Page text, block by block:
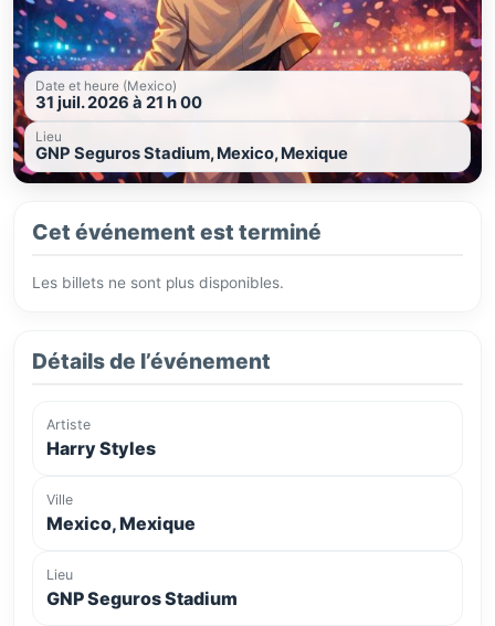
Date et heure (Mexico)
31 juil. 2026 à 21 h 00
Lieu
GNP Seguros Stadium, Mexico, Mexique
Cet événement est terminé
Les billets ne sont plus disponibles.
Détails de l’événement
Artiste
Harry Styles
Ville
Mexico, Mexique
Lieu
GNP Seguros Stadium